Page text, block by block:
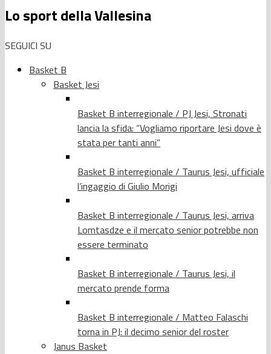
Lo sport della Vallesina
SEGUICI SU
Basket B
Basket Jesi
Basket B interregionale / PJ Jesi, Stronati
lancia la sfida: “Vogliamo riportare Jesi dove è
stata per tanti anni”
Basket B interregionale / Taurus Jesi, ufficiale
l’ingaggio di Giulio Morigi
Basket B interregionale / Taurus Jesi, arriva
Lomtasdze e il mercato senior potrebbe non
essere terminato
Basket B interregionale / Taurus Jesi, il
mercato prende forma
Basket B interregionale / Matteo Falaschi
torna in PJ: il decimo senior del roster
Janus Basket